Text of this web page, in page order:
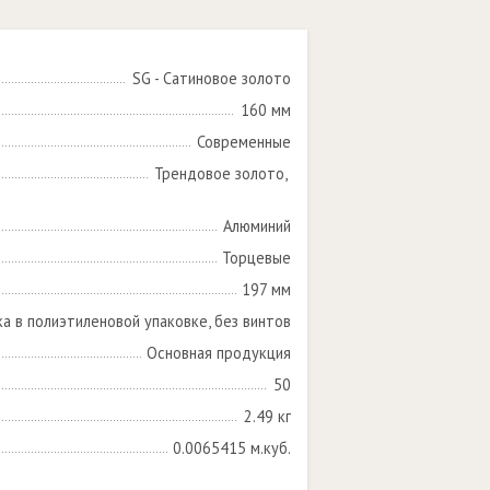
SG - Сатиновое золото
160 мм
Современные
Трендовое золото,
Алюминий
Торцевые
197 мм
в полиэтиленовой упаковке, без винтов
Основная продукция
50
2.49 кг
0.0065415 м.куб.